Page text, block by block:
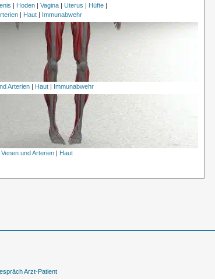
| Hoden |Vagina |Uterus | Hüfte |
| Haut| Immunabwehr
Arterien| Haut| Immunabwehr
Venen und Arterien | Haut
Arzt-Patient